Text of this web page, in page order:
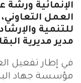
الإنمائية
العمل
للتنمية
مدير مديرية
في إطار تفعيل
مؤسسة جهاد